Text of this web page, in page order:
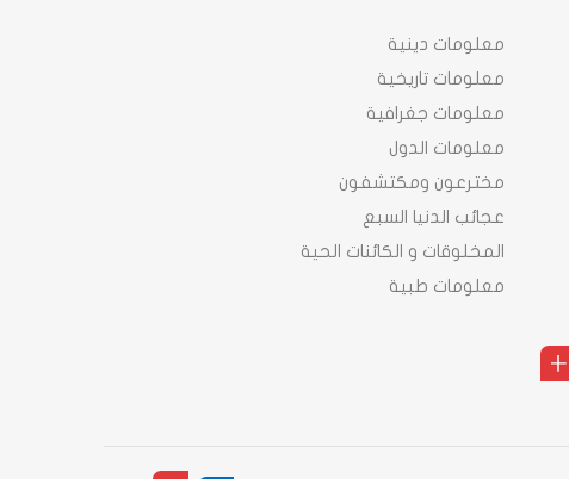
معلومات دينية
معلومات تاريخية
معلومات جغرافية
معلومات الدول
مخترعون ومكتشفون
عجائب الدنيا السبع
المخلوقات و الكائنات الحية
معلومات طبية